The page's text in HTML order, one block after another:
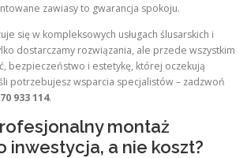
zawiasy to gwarancja spokoju.
się w kompleksowych usługach ślusarskich i
dostarczamy rozwiązania, ale przede wszystkim
bezpieczeństwo i estetykę, której oczekują
potrzebujesz wsparcia specjalistów – zadzwoń
933 114.
montaż
inwestycja, a nie koszt?